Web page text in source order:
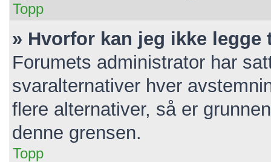
Topp
» Hvorfor kan jeg ikke
Forumets administrator har
svaralternativer hver
flere alternativer, så er
denne grensen.
Topp